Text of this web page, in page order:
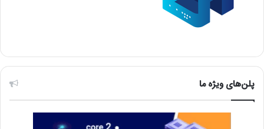
پلن‌های ویژه ما